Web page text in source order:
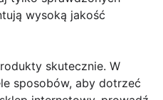
wysoką jakość
skutecznie. W
sposobów, aby dotrzeć